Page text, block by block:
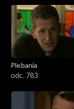
Plebania
odc. 783